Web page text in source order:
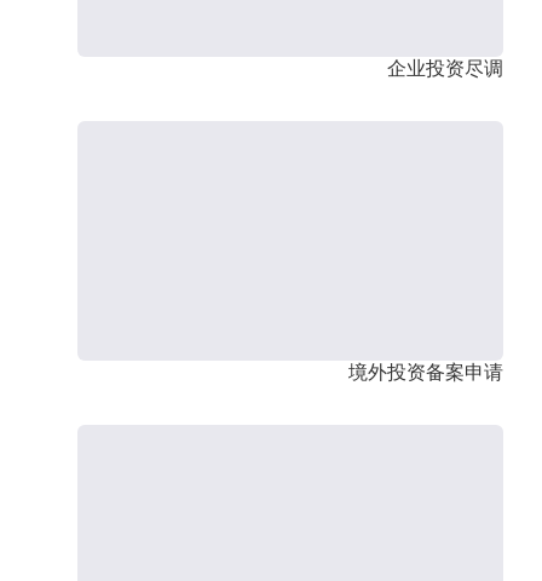
企业投资尽调
境外投资备案申请